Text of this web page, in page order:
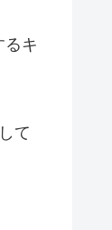
るキ
て